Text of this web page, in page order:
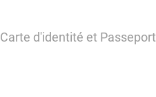
Carte d'identité et Passeport